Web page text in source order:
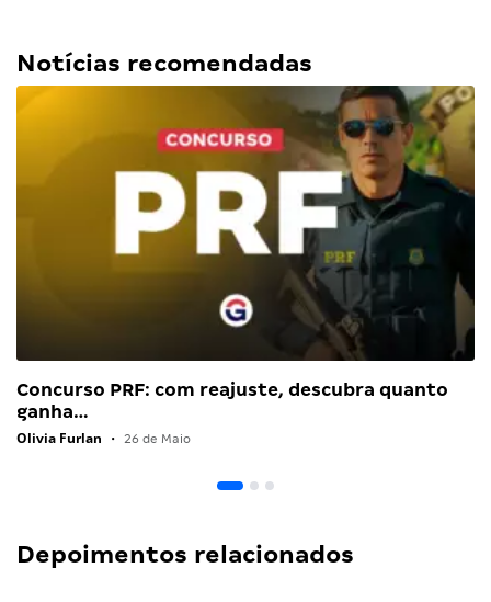
Notícias recomendadas
Concurso PRF: com reajuste, descubra quanto
ganha…
Olivia Furlan • 26 de Maio
Depoimentos relacionados